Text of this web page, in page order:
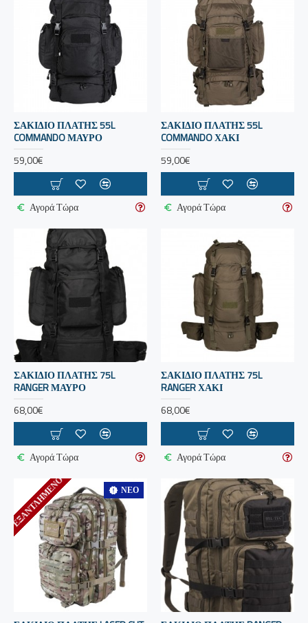
ΣΑΚΙΔΙΟ ΠΛΑΤΗΣ 55L
COMMANDO ΜΑΥΡΟ
59,00€
Αγορά Τώρα
ΣΑΚΙΔΙΟ ΠΛΑΤΗΣ 55L
COMMANDO ΧΑΚΙ
59,00€
Αγορά Τώρα
ΣΑΚΙΔΙΟ ΠΛΑΤΗΣ 75L
RANGER ΜΑΥΡΟ
68,00€
Αγορά Τώρα
ΣΑΚΙΔΙΟ ΠΛΑΤΗΣ 75L
RANGER ΧΑΚΙ
68,00€
Αγορά Τώρα
ΝΈΟ
ΕΞΑΝΤΛΗΜΕΝΟ